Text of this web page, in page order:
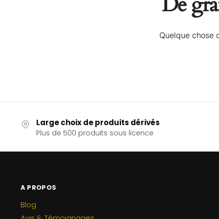
Quelque chose
Large choix de produits dérivés
Plus de 500 produits sous licence
A PROPOS
Blog